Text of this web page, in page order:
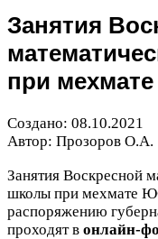
Занятия
при мехмате
Создано: 08.10.2021
Автор: Прозоров О.А.
Занятия Воскресной
школы при мехмате
распоряжению
проходят в онлайн-​